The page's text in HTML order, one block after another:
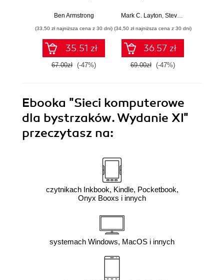
cyfrowej ekonomii
Ben Armstrong
(33,50 zł najniższa cena z 30 dni)
35.51 zł
67.00zł (-47%)
Mark C. Layton Steven J. Ostermiller
(34,50 zł najniższa cena z 30 dni)
36.57 zł
69.00zł (-47%)
Ebooka "Sieci komputerowe
dla bystrzaków. Wydanie XI"
przeczytasz na:
czytnikach Inkbook, Kindle, Pocketbook,
Onyx Booxs i innych
systemach Windows, MacOS i innych